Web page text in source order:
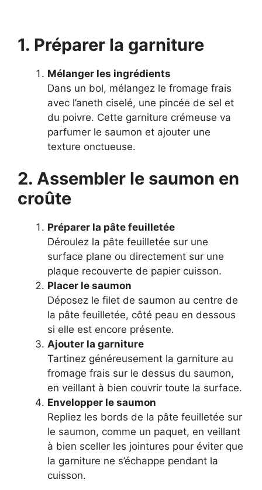
1. Préparer la garniture
Mélanger les ingrédients
Dans un bol, mélangez le fromage frais
avec l’aneth ciselé, une pincée de sel et
du poivre. Cette garniture crémeuse va
parfumer le saumon et ajouter une
texture onctueuse.
2. Assembler le saumon en
croûte
Préparer la pâte feuilletée
Déroulez la pâte feuilletée sur une
surface plane ou directement sur une
plaque recouverte de papier cuisson.
Placer le saumon
Déposez le filet de saumon au centre de
la pâte feuilletée, côté peau en dessous
si elle est encore présente.
Ajouter la garniture
Tartinez généreusement la garniture au
fromage frais sur le dessus du saumon,
en veillant à bien couvrir toute la surface.
Envelopper le saumon
Repliez les bords de la pâte feuilletée sur
le saumon, comme un paquet, en veillant
à bien sceller les jointures pour éviter que
la garniture ne s’échappe pendant la
cuisson.